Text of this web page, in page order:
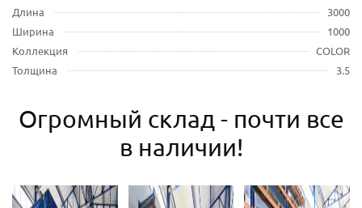
Длина
3000
Ширина
1000
Коллекция
COLOR
Толщина
3.5
Огромный склад - почти все
в наличии!